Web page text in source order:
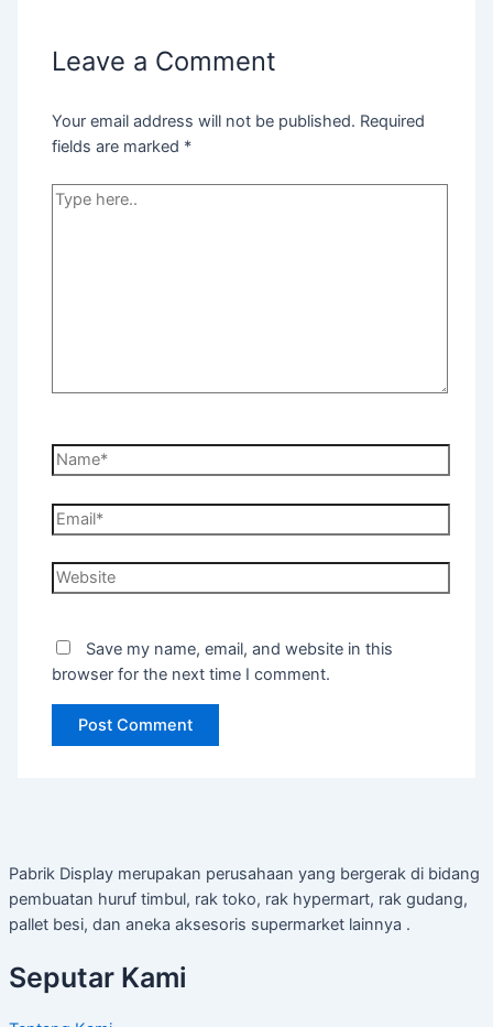
Leave a Comment
Your email address will not be published. Required
fields are marked *
Type
Name*
Email*
Website
Save my name, email, and website in this
browser for the next time I comment.
Pabrik Display merupakan perusahaan yang bergerak di bidang
pembuatan huruf timbul, rak toko, rak hypermart, rak gudang,
pallet besi, dan aneka aksesoris supermarket lainnya .
Seputar Kami